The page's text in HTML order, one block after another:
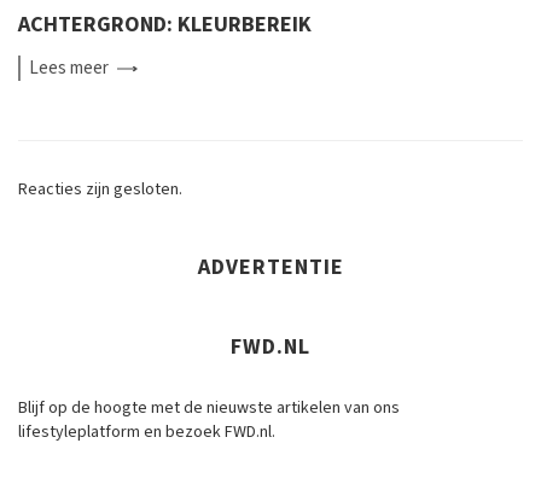
ACHTERGROND: KLEURBEREIK
Leesmeer
Reacties zijn gesloten.
ADVERTENTIE
FWD.NL
Blijf op de hoogte met de nieuwste artikelen van ons
lifestyleplatform en bezoek FWD.nl.